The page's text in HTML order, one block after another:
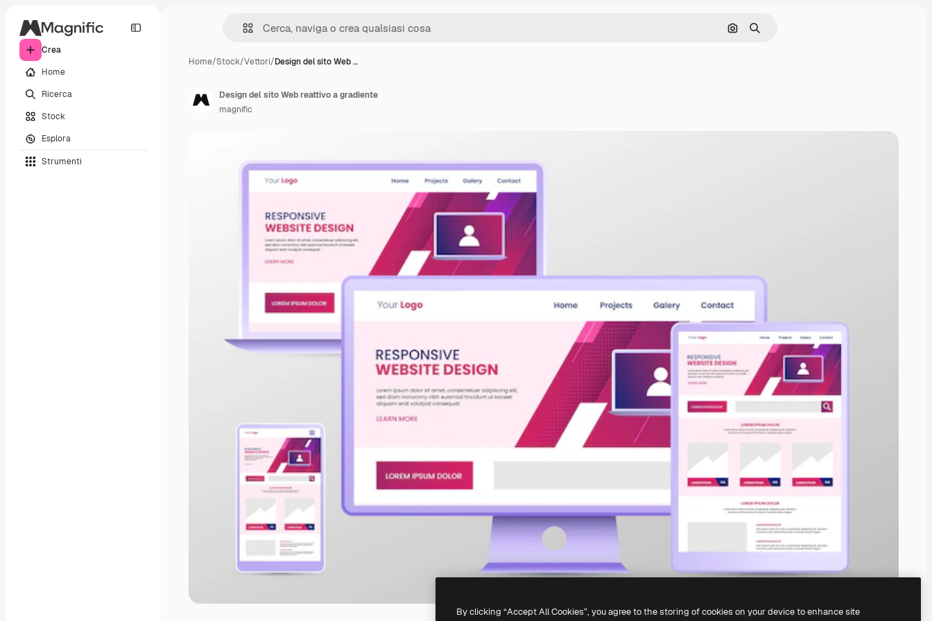
Crea
Home
Ricerca
Stock
Esplora
Strumenti
Cerca per immagine
Ricerca
Home/Stock/Vettori/Design del sito Web …
Design del sito Web reattivo a gradiente
magnific
By clicking “Accept All Cookies”, you agree to the storing of cookies on your device to enhance site